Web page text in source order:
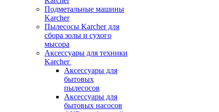
Подметальные машины
Karcher
Пылесосы Karcher для
сбора золы и сухого
мысора
Аксессуары для техники
Karcher
Аксессуары для
бытовых
пылесосов
Аксессуары для
бытовых насосов